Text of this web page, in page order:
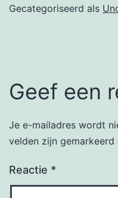
Gecategoriseerd als
Geef een
Je e-mailadres wordt
velden zijn gemarkeerd
Reactie *